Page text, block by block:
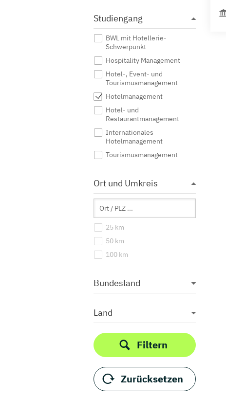
Studiengang
BWL mit Hotellerie-
Schwerpunkt
Hospitality Management
Hotel-, Event- und
Tourismusmanagement
Hotelmanagement
Hotel- und
Restaurantmanagement
Internationales
Hotelmanagement
Tourismusmanagement
Ort und Umkreis
25 km
50 km
100 km
Bundesland
Land
Filtern
Zurücksetzen